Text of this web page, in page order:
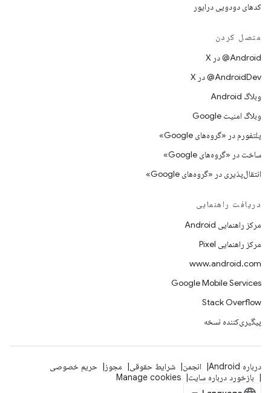
کدهای دودویی درایور
متصل کردن
‫‎@Android در X
‫‎@AndroidDev در X
وبلاگ Android
وبلاگ امنیت Google
پلتفورم در «گروه‌های Google»
ساخت در «گروه‌های Google»
انتقال‌پذیری در «گروه‌های Google»
دریافت راهنمایی
مرکز راهنمایی Android
مرکز راهنمایی Pixel
www.android.com
Google Mobile Services
Stack Overflow
پیگیری‌کننده نسخه
درباره Android انجمن شرایط حقوقی مجوز
حریم خصوصی
بازخورد درباره سایت
Manage cookies